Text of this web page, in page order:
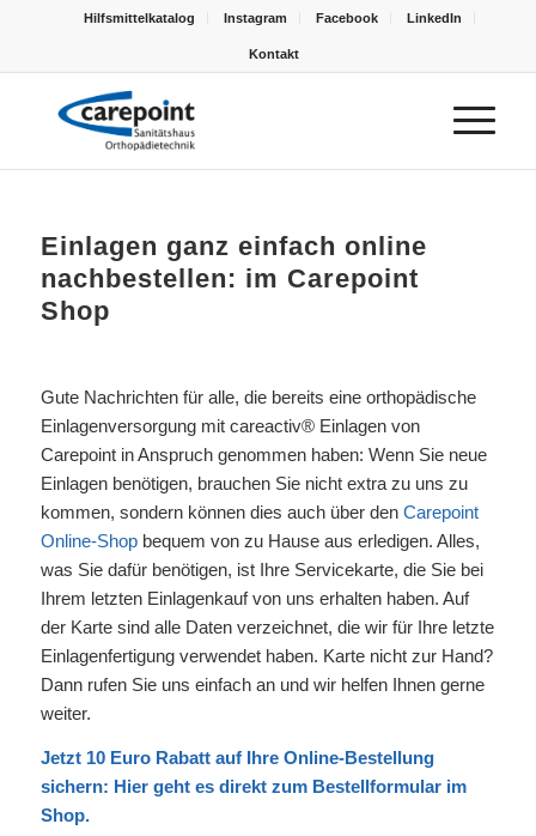
Hilfsmittelkatalog Instagram Facebook LinkedIn
Kontakt
Einlagen ganz einfach online
nachbestellen: im Carepoint
Shop
Gute Nachrichten für alle, die bereits eine orthopädische
Einlagenversorgung mit careactiv® Einlagen von
Carepoint in Anspruch genommen haben: Wenn Sie neue
Einlagen benötigen, brauchen Sie nicht extra zu uns zu
kommen, sondern können dies auch über den Carepoint
Online-Shopbequem von zu Hause aus erledigen. Alles,
was Sie dafür benötigen, ist Ihre Servicekarte, die Sie bei
Ihrem letzten Einlagenkauf von uns erhalten haben. Auf
der Karte sind alle Daten verzeichnet, die wir für Ihre letzte
Einlagenfertigung verwendet haben. Karte nicht zur Hand?
Dann rufen Sie uns einfach an und wir helfen Ihnen gerne
weiter.
Jetzt 10 Euro Rabatt auf Ihre Online-Bestellung
sichern: Hiergeht es direkt zum Bestellformular im
Shop.